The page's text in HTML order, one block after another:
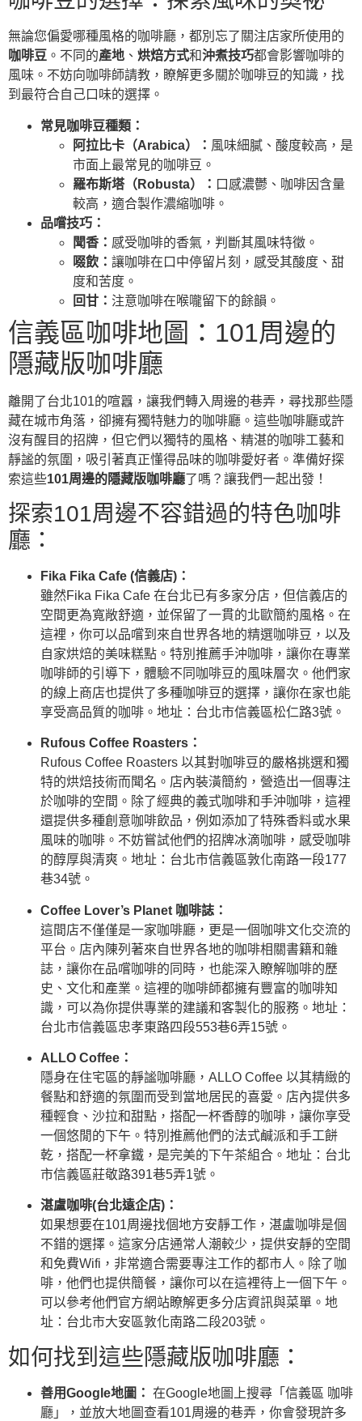
無論您偏愛哪種風格的咖啡廳，都別忘了關注店家所使用的
咖啡豆 。不同的產地 、 烘焙方式和沖煮技巧都會影響咖啡的
風味。不妨向咖啡師請教，瞭解更多關於咖啡豆的知識，找
到最符合自己口味的選擇。
常見咖啡豆種類：
阿拉比卡（Arabica）： 風味細膩、酸度較高，是
市面上最常見的咖啡豆。
羅布斯塔（Robusta）： 口感濃鬱、咖啡因含量
較高，適合製作濃縮咖啡。
品嚐技巧：
聞香： 感受咖啡的香氣，判斷其風味特徵。
啜飲： 讓咖啡在口中停留片刻，感受其酸度、甜
度和苦度。
回甘： 注意咖啡在喉嚨留下的餘韻。
信義區咖啡地圖：101周邊的
隱藏版咖啡廳
離開了台北101的喧囂，讓我們轉入周邊的巷弄，尋找那些隱
藏在城市角落，卻擁有獨特魅力的咖啡廳。這些咖啡廳或許
沒有醒目的招牌，但它們以獨特的風格、精湛的咖啡工藝和
靜謐的氛圍，吸引著真正懂得品味的咖啡愛好者。準備好探
索這些101周邊的隱藏版咖啡廳了嗎？讓我們一起出發！
探索101周邊不容錯過的特色咖啡
廳：
Fika Fika Cafe (信義店)：
雖然Fika Fika Cafe 在台北已有多家分店，但信義店的
空間更為寬敞舒適，並保留了一貫的北歐簡約風格。在
這裡，你可以品嚐到來自世界各地的精選咖啡豆，以及
自家烘焙的美味糕點。特別推薦手沖咖啡，讓你在專業
咖啡師的引導下，體驗不同咖啡豆的風味層次。他們家
的線上商店也提供了多種咖啡豆的選擇，讓你在家也能
享受高品質的咖啡。地址：台北市信義區松仁路3號。
Rufous Coffee Roasters：
Rufous Coffee Roasters 以其對咖啡豆的嚴格挑選和獨
特的烘焙技術而聞名。店內裝潢簡約，營造出一個專注
於咖啡的空間。除了經典的義式咖啡和手沖咖啡，這裡
還提供多種創意咖啡飲品，例如添加了特殊香料或水果
風味的咖啡。不妨嘗試他們的招牌冰滴咖啡，感受咖啡
的醇厚與清爽。地址：台北市信義區敦化南路一段177
巷34號。
Coffee Lover’s Planet 咖啡誌：
這間店不僅僅是一家咖啡廳，更是一個咖啡文化交流的
平台。店內陳列著來自世界各地的咖啡相關書籍和雜
誌，讓你在品嚐咖啡的同時，也能深入瞭解咖啡的歷
史、文化和產業。這裡的咖啡師都擁有豐富的咖啡知
識，可以為你提供專業的建議和客製化的服務。地址：
台北市信義區忠孝東路四段553巷6弄15號。
ALLO Coffee：
隱身在住宅區的靜謐咖啡廳，ALLO Coffee 以其精緻的
餐點和舒適的氛圍而受到當地居民的喜愛。店內提供多
種輕食、沙拉和甜點，搭配一杯香醇的咖啡，讓你享受
一個悠閒的下午。特別推薦他們的法式鹹派和手工餅
乾，搭配一杯拿鐵，是完美的下午茶組合。地址：台北
市信義區莊敬路391巷5弄1號。
湛盧咖啡(台北遠企店)：
如果想要在101周邊找個地方安靜工作，湛盧咖啡是個
不錯的選擇。這家分店通常人潮較少，提供安靜的空間
和免費Wifi，非常適合需要專注工作的都市人。除了咖
啡，他們也提供簡餐，讓你可以在這裡待上一個下午。
可以參考他們官方網站瞭解更多分店資訊與菜單。地
址：台北市大安區敦化南路二段203號。
如何找到這些隱藏版咖啡廳：
善用Google地圖： 在Google地圖上搜尋「信義區 咖啡
廳」，並放大地圖查看101周邊的巷弄，你會發現許多